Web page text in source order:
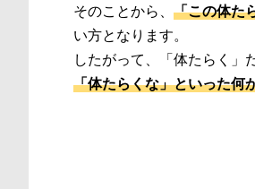
そのことから、 「この体た
い方となります。
したがって、「体たらく」
「体たらくな」といった何